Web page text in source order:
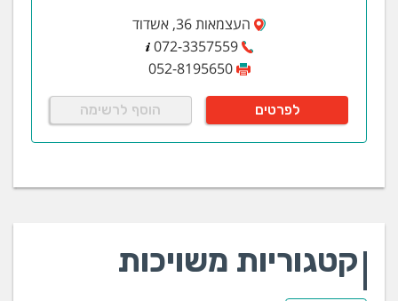
העצמאות 36, אשדוד
072-3357559
052-8195650
לפרטים הוסף לרשימה
קטגוריות משויכות